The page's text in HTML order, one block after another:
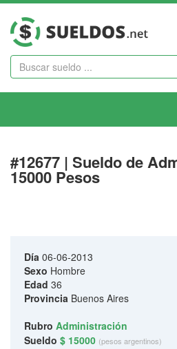
#12677 | Sueldo de
15000 Pesos
Día 06-06-2013
Sexo Hombre
Edad 36
Provincia Buenos Aires
Rubro Administración
Sueldo $ 15000 (pesos argentinos)